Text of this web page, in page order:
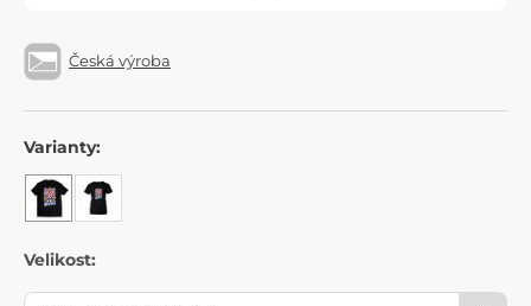
Česká výroba
Varianty:
Velikost: